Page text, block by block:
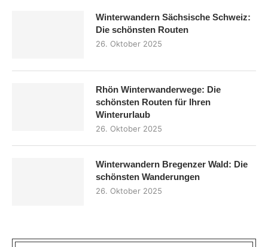
Winterwandern Sächsische Schweiz:
Die schönsten Routen
26. Oktober 2025
Rhön Winterwanderwege: Die
schönsten Routen für Ihren
Winterurlaub
26. Oktober 2025
Winterwandern Bregenzer Wald: Die
schönsten Wanderungen
26. Oktober 2025